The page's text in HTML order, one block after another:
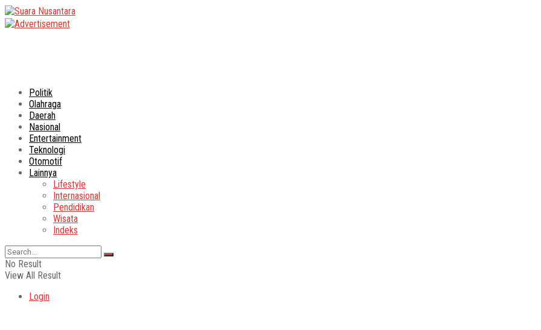
Politik
Olahraga
Daerah
Nasional
Entertainment
Teknologi
Otomotif
Lainnya
Lifestyle
Internasional
Pendidikan
Wisata
Indeks
No Result
View All Result
Login